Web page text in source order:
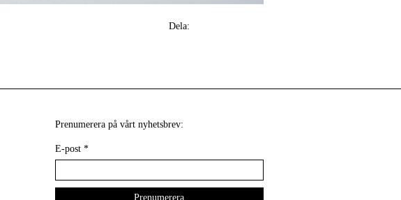
Dela:
Prenumerera på vårt nyhetsbrev:
E-post *